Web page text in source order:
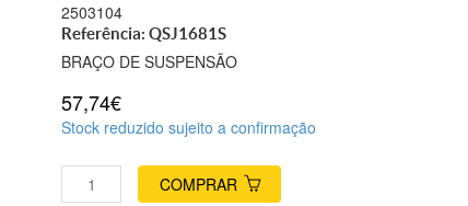
2503104
Referência: QSJ1681S
BRAÇO DE SUSPENSÃO
57,74€
Stock reduzido sujeito a confirmação
COMPRAR